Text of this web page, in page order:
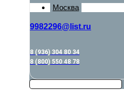
Москва
9982296@list.ru
8 (936) 304 80 34
8 (800) 550 48 78